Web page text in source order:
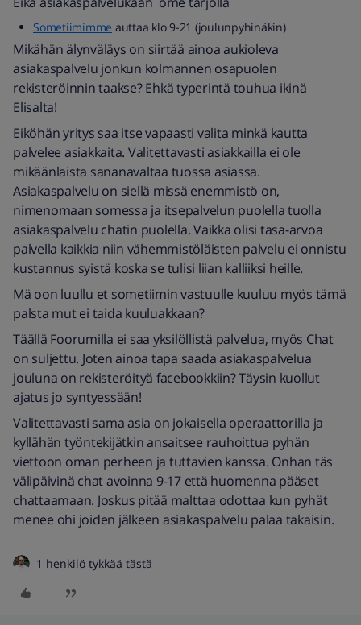
Sometiimimme auttaa klo 9-21 (joulunpyhinäkin)
Mikähän älynväläys on siirtää ainoa aukioleva
asiakaspalvelu jonkun kolmannen osapuolen
rekisteröinnin taakse? Ehkä typerintä touhua ikinä
Elisalta!
Eiköhän yritys saa itse vapaasti valita minkä kautta
palvelee asiakkaita. Valitettavasti asiakkailla ei ole
mikäänlaista sananavaltaa tuossa asiassa.
Asiakaspalvelu on siellä missä enemmistö on,
nimenomaan somessa ja itsepalvelun puolella tuolla
asiakaspalvelu chatin puolella. Vaikka olisi tasa-arvoa
palvella kaikkia niin vähemmistöläisten palvelu ei onnistu
kustannus syistä koska se tulisi liian kalliiksi heille.
Mä oon luullu et sometiimin vastuulle kuuluu myös tämä
palsta mut ei taida kuuluakkaan?
Täällä Foorumilla ei saa yksilöllistä palvelua, myös Chat
on suljettu. Joten ainoa tapa saada asiakaspalvelua
jouluna on rekisteröityä facebookkiin? Täysin kuollut
ajatus jo syntyessään!
Valitettavasti sama asia on jokaisella operaattorilla ja
kyllähän työntekijätkin ansaitsee rauhoittua pyhän
viettoon oman perheen ja tuttavien kanssa. Onhan täs
välipäivinä chat avoinna 9-17 että huomenna pääset
chattaamaan. Joskus pitää malttaa odottaa kun pyhät
menee ohi joiden jälkeen asiakaspalvelu palaa takaisin.
1 henkilö tykkää tästä